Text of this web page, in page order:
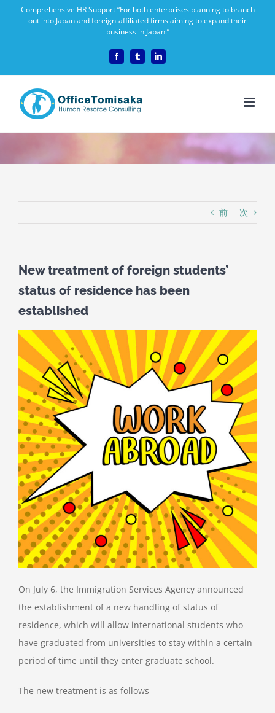
content
Comprehensive HR Support “For both enterprises planning to branch
out into Japan and foreign-affiliated firms aiming to expand their
business in Japan.”
FacebookTumblrLinkedIn
前 次
New treatment of foreign students’
status of residence has been
established
On July 6, the Immigration Services Agency announced
the establishment of a new handling of status of
residence, which will allow international students who
have graduated from universities to stay within a certain
period of time until they enter graduate school.
The new treatment is as follows